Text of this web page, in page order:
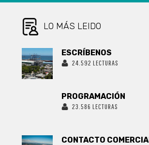
PÚBLICO-
PRIVADA E
INFRAESTRUCTURA
LO MÁS LEIDO
ESCRÍBENOS
24.592 LECTURAS
PROGRAMACIÓN
23.586 LECTURAS
CONTACTO